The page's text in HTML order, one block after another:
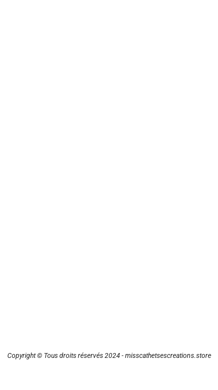
Copyright © Tous droits réservés 2024 - misscathetsescreations.store